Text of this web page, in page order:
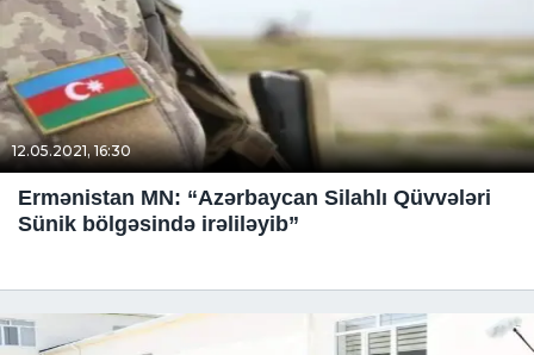
12.05.2021, 16:30
Ermənistan MN: “Azərbaycan Silahlı Qüvvələri
Sünik bölgəsində irəliləyib”